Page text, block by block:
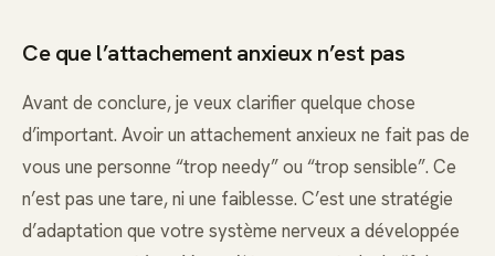
Ce que l’attachement anxieux n’est pas
Avant de conclure, je veux clarifier quelque chose
d’important. Avoir un attachement anxieux ne fait pas de
vous une personne “trop needy” ou “trop sensible”. Ce
n’est pas une tare, ni une faiblesse. C’est une stratégie
d’adaptation que votre système nerveux a développée